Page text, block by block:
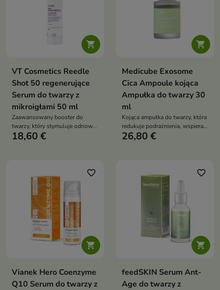

VT Cosmetics Reedle
Shot 50 regenerujące
Serum do twarzy z
mikroigłami 50 ml
Zaawansowany booster do
twarzy, który stymuluje odnowę
skóry, poprawia jej strukturę i
18,60 €

Medicube Exosome
Cica Ampoule kojąca
Ampułka do twarzy 30
ml
Kojąca ampułka do twarzy, która
redukuje podrażnienia, wspiera
regenerację skóry i przywraca jej
26,80 €

favorite_border
Vianek Hero Coenzyme
Q10 Serum do twarzy z

favorite_border
feedSKIN Serum Ant-
Age do twarzy z